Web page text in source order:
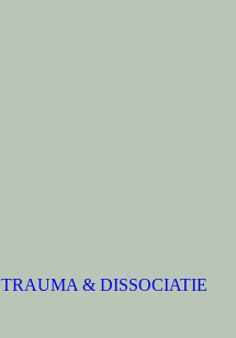
TRAUMA & DISSOCIATIE